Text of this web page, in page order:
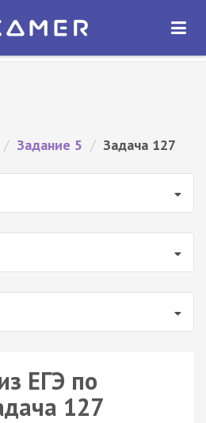
2027
ОТКРЫТЬ
/ Задание 5 / Задача 127
ЕГЭ по
127